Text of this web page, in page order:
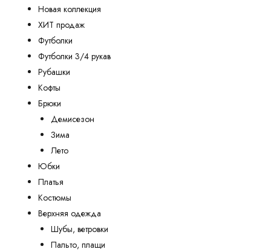
Новая коллекция
ХИТ продаж
Футболки
Футболки 3/4 рукав
Рубашки
Кофты
Брюки
Демисезон
Зима
Лето
Юбки
Платья
Костюмы
Верхняя одежда
Шубы, ветровки
Пальто, плащи